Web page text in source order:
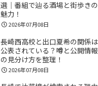
選｜番組で辿る酒場と街歩きの
魅力！
2026年07月08日
長崎西高校と出口夏希の関係は
公表されている？噂と公開情報
の見分け方を整理！
2026年07月08日